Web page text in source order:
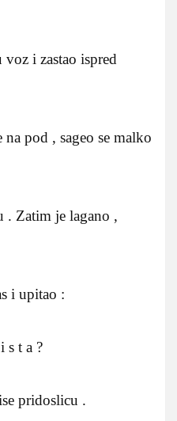
voz i zastao ispred
pod , sageo se malko
. Zatim je lagano ,
i upitao :
t a ?
pridoslicu .